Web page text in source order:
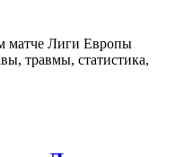
матче Лиги Европы
травмы, статистика,